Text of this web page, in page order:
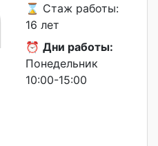
⌛ Стаж работы:
16 лет
⏰ Дни работы:
Понедельник
10:00-15:00